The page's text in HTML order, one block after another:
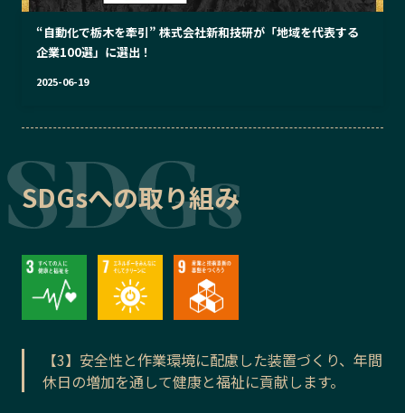
“自動化で栃木を牽引” 株式会社新和技研が「地域を代表する
企業100選」に選出！
2025-06-19
SDGsへの取り組み
【3】安全性と作業環境に配慮した装置づくり、年間
休日の増加を通して健康と福祉に貢献します。